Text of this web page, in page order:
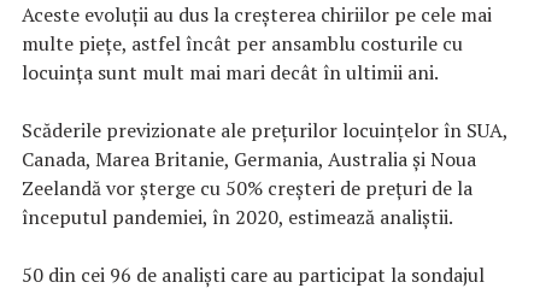
Aceste evoluţii au dus la creşterea chiriilor pe cele mai
multe pieţe, astfel încât per ansamblu costurile cu
locuinţa sunt mult mai mari decât în ultimii ani.
Scăderile previzionate ale preţurilor locuinţelor în SUA,
Canada, Marea Britanie, Germania, Australia şi Noua
Zeelandă vor şterge cu 50% creşteri de preţuri de la
începutul pandemiei, în 2020, estimează analiştii.
50 din cei 96 de analişti care au participat la sondajul